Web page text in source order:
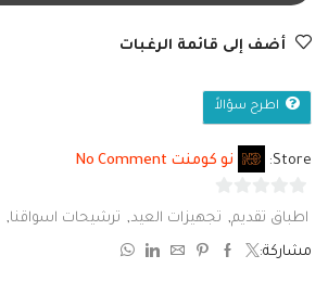
أضف إلى قائمة الرغبات
اطرح سؤالاً
Store: نو كومنت No Comment
اطباق تقديم, تجهيزات العيد, ترشيحات اسواقنا,
مشاركة: